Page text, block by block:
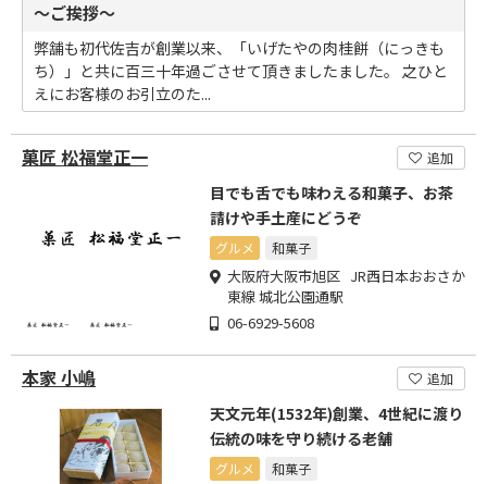
～ご挨拶～
弊舗も初代佐吉が創業以来、「いげたやの肉桂餅（にっきも
ち）」と共に百三十年過ごさせて頂きましたました。 之ひと
えにお客様のお引立のた...
菓匠 松福堂正一 追加
目でも舌でも味わえる和菓子、お茶
請けや手土産にどうぞ
グルメ 和菓子
大阪府大阪市旭区 JR西日本おおさか
東線 城北公園通駅
06-6929-5608
本家 小嶋 追加
天文元年(1532年)創業、4世紀に渡り
伝統の味を守り続ける老舗
グルメ 和菓子